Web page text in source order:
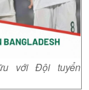
với Đội tuyển